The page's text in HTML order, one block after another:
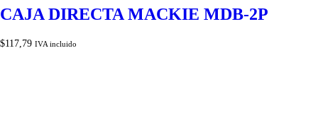
CAJA DIRECTA MACKIE MDB-2P
$117,79 IVA incluido